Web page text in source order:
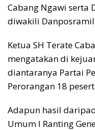
Cabang Ngawi serta
diwakili
Ketua SH Terate
mengatakan di
diantaranya Partai
Perorangan 18
Adapun hasil
Umum I Ranting